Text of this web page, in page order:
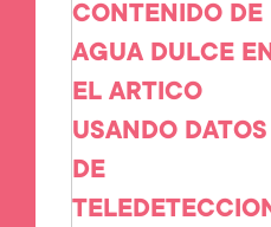
CONTENIDO DE
AGUA DULCE
EL ARTICO
USANDO DATOS
DE